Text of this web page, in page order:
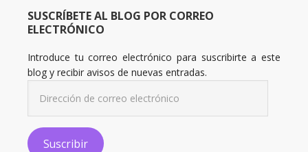
SUSCRÍBETE AL BLOG POR CORREO
ELECTRÓNICO
Introduce tu correo electrónico para suscribirte a este
blog y recibir avisos de nuevas entradas.
correo
electrónico
Suscribir